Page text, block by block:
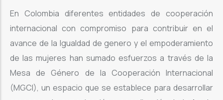
En Colombia diferentes entidades de cooperación
internacional con compromiso para contribuir en el
avance de la Igualdad de genero y el empoderamiento
de las mujeres han sumado esfuerzos a través de la
Mesa de Género de la Cooperación Internacional
(MGCI), un espacio que se establece para desarrollar